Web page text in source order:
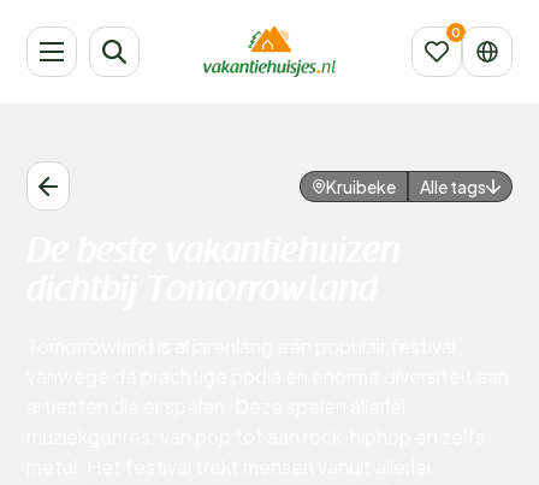
Kruibeke Alle tags